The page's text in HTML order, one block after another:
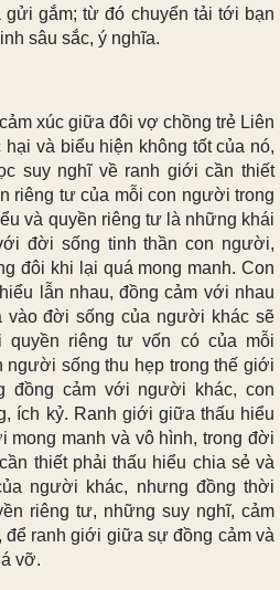
gắm; từ đó chuyển tải tới bạn
sâu sắc, ý nghĩa.
xúc giữa đôi vợ chồng trẻ Liên
và biểu hiện không tốt của nó,
suy nghĩ về ranh giới cần thiết
riêng tư của mỗi con người trong
và quyền riêng tư là những khái
đời sống tinh thần con người,
đôi khi lại quá mong manh. Con
lẫn nhau, đồng cảm với nhau
vào đời sống của người khác sẽ
quyền riêng tư vốn có của mỗi
sống thu hẹp trong thế giới
đồng cảm với người khác, con
ích kỷ. Ranh giới giữa thấu hiểu
mong manh và vô hình, trong đời
thiết phải thấu hiểu chia sẻ và
người khác, nhưng đồng thời
riêng tư, những suy nghĩ, cảm
để ranh giới giữa sự đồng cảm và
vỡ.